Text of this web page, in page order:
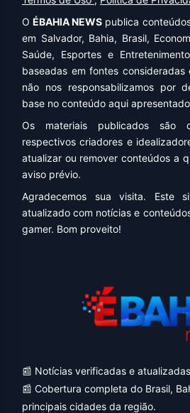
OÉBAHIA NEWS publica
em Salvador, Bahia, Brasil,
Saúde, Esportes e
baseadas em fontes consideradas
não nos responsabilizamos por
base no conteúdo aqui
Os materiais publicados são
respectivos criadores e
atualizar ou remover conteúdos a
aviso prévio.
Agradecemos sua visita. Este
atualizado com notícias e
gamer. Bom proveito!
📰 Notícias verificadas e
📰 Cobertura completa do Brasil,
principais cidades da região.